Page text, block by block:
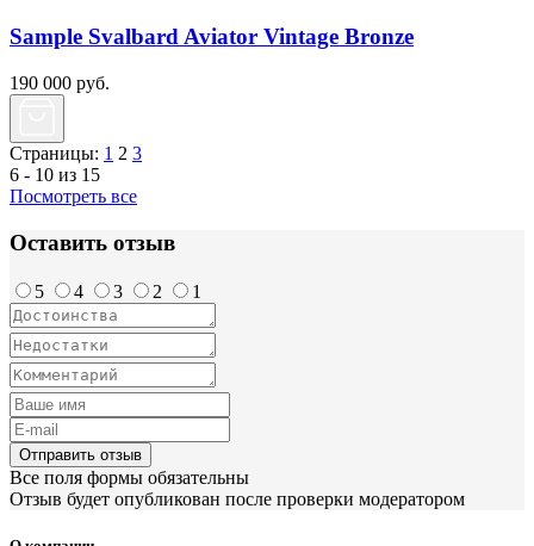
Sample Svalbard Aviator Vintage Bronze
190 000 руб.
Страницы: 1 2 3
6 - 10 из 15
Посмотреть все
Оставить отзыв
5 4 3 2 1
Отправить отзыв
Все поля формы обязательны
Отзыв будет опубликован после проверки модератором